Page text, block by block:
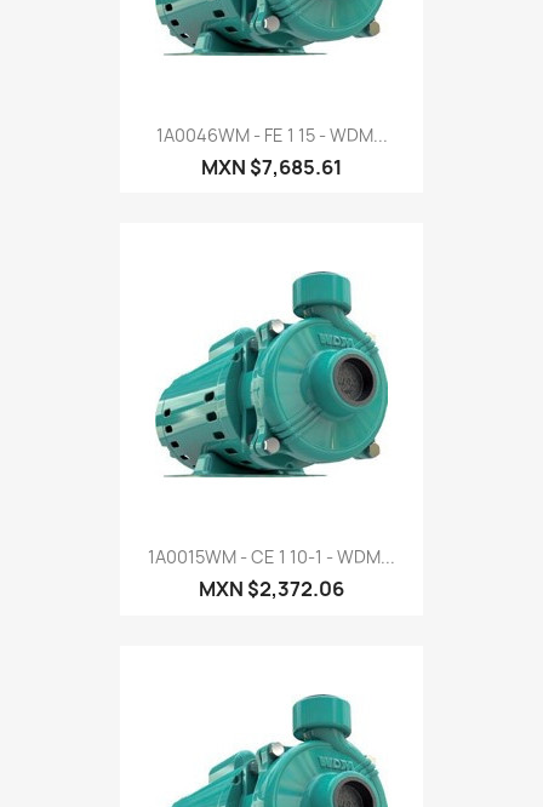
1A0046WM - FE 1 15 - WDM...
MXN $7,685.61
1A0015WM - CE 1 10-1 - WDM...
MXN $2,372.06